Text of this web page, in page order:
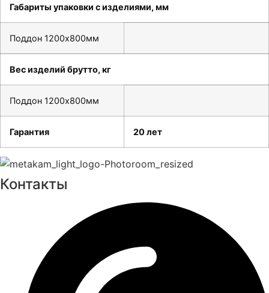
Габариты упаковки с изделиями, мм
Поддон 1200х800мм
Вес изделий брутто, кг
Поддон 1200х800мм
Гарантия 20 лет
Контакты